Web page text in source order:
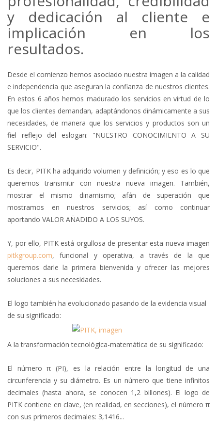
y dedicación al cliente e
implicación en los
resultados.
Desde el comienzo hemos asociado nuestra imagen a la calidad
e independencia que aseguran la confianza de nuestros clientes.
En estos 6 años hemos madurado los servicios en virtud de lo
que los clientes demandan, adaptándonos dinámicamente a sus
necesidades, de manera que los servicios y productos son un
fiel reflejo del eslogan: "NUESTRO CONOCIMIENTO A SU
SERVICIO".
Es decir, PITK ha adquirido volumen y definición; y eso es lo que
queremos transmitir con nuestra nueva imagen. También,
mostrar el mismo dinamismo; afán de superación que
mostramos en nuestros servicios; así como continuar
aportando VALOR AÑADIDO A LOS SUYOS.
Y, por ello, PITK está orgullosa de presentar esta nueva imagen
pitkgroup.com, funcional y operativa, a través de la que
queremos darle la primera bienvenida y ofrecer las mejores
soluciones a sus necesidades.
El logo también ha evolucionado pasando de la evidencia visual
de su significado:
A la transformación tecnológica-matemática de su significado:
El número π (PI), es la relación entre la longitud de una
circunferencia y su diámetro. Es un número que tiene infinitos
decimales (hasta ahora, se conocen 1,2 billones). El logo de
PITK contiene en clave, (en realidad, en secciones), el número π
con sus primeros decimales: 3,1416...